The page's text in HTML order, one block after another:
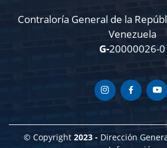
Contraloría General de la
Venezuela
G-20000026-0
© Copyright 2023 - Dirección